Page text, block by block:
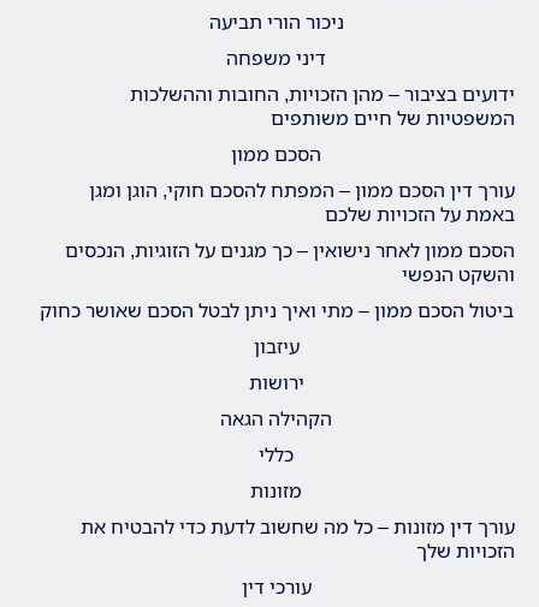
ניכור הורי תביעה
דיני משפחה
ידועים בציבור – מהן הזכויות, החובות וההשלכות
המשפטיות של חיים משותפים
הסכם ממון
עורך דין הסכם ממון – המפתח להסכם חוקי, הוגן ומגן
באמת על הזכויות שלכם
הסכם ממון לאחר נישואין – כך מגנים על הזוגיות, הנכסים
והשקט הנפשי
ביטול הסכם ממון – מתי ואיך ניתן לבטל הסכם שאושר כחוק
עיזבון
ירושות
הקהילה הגאה
כללי
מזונות
עורך דין מזונות – כל מה שחשוב לדעת כדי להבטיח את
הזכויות שלך
עורכי דין